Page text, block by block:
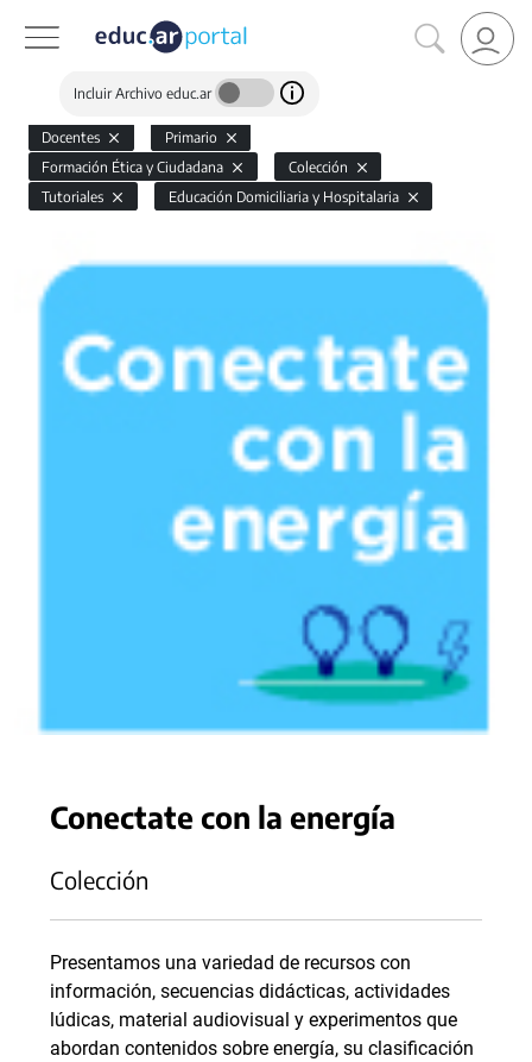
Incluir Archivo educ.ar
Docentes
Primario
Formación Ética y Ciudadana
Colección
Tutoriales
Educación Domiciliaria y Hospitalaria
Conectate con la energía
Colección
Presentamos una variedad de recursos con
información, secuencias didácticas, actividades
lúdicas, material audiovisual y experimentos que
abordan contenidos sobre energía, su clasificación